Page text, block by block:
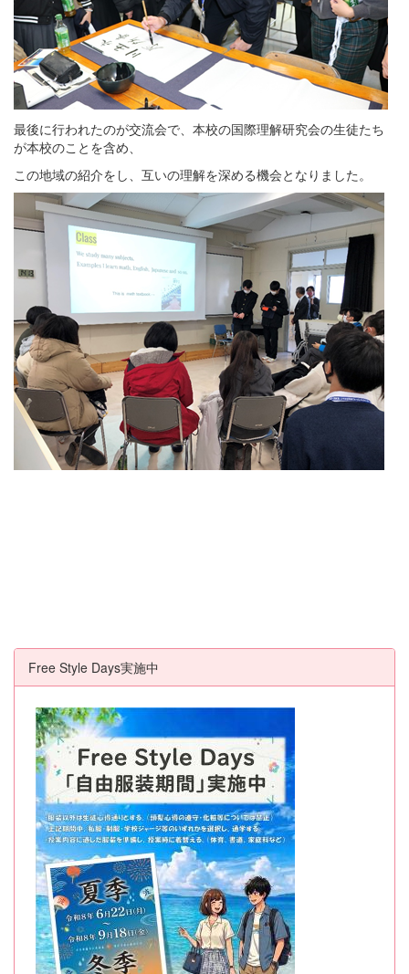
最後に行われたのが交流会で、本校の国際理解研究会の生徒たち
が本校のことを含め、
この地域の紹介をし、互いの理解を深める機会となりました。
Free Style Days実施中